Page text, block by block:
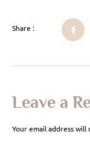
Share :
Leave a
Your email address